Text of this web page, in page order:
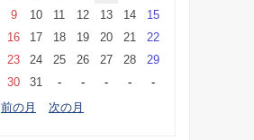
9
10 11 12 13 14
15
16
17 18 19 20 21
22
23
24 25 26 27 28
29
30
31 - - - -
-
前の月
次の月